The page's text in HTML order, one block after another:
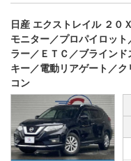
日産 エクストレイル ２
モニター／プロパイロッ
ラー／ＥＴＣ／ブライン
キー／電動リアゲート／
コン